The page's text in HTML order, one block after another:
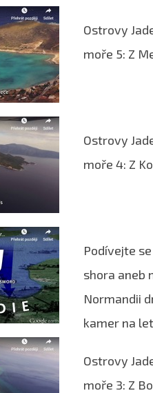
Ostrovy
moře 5: Z
Ostrovy
moře 4: Z
Podívejte
shora aneb
Normandii
kamer na
Ostrovy
moře 3: Z